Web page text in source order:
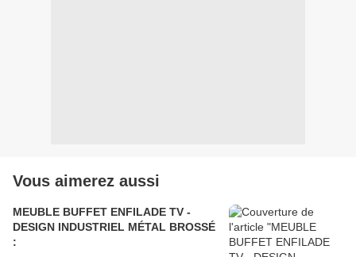
Vous aimerez aussi
MEUBLE BUFFET ENFILADE TV -
DESIGN INDUSTRIEL MÉTAL BROSSÉ
: